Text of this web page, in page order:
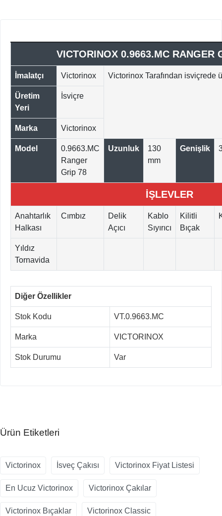
VICTORINOX 0.9663.MC RANGER
İmalatçı Victorinox Victorinox Tarafından isviçrede
Üretim
Yeri
İsviçre
Marka Victorinox
Model
0.9663.MC
Ranger
Grip 78
Uzunluk
130
mm
Genişlik
İŞLEVLER
Anahtarlık
Halkası
Cımbız
Delik
Açıcı
Kablo
Sıyırıcı
Kilitli
Bıçak
Yıldız
Tornavida
Diğer Özellikler
Stok Kodu VT.0.9663.MC
Marka VICTORINOX
Stok Durumu Var
Ürün Etiketleri
Victorinox İsveç Çakısı Victorinox Fiyat Listesi
En Ucuz Victorinox Victorinox Çakılar
Victorinox Bıçaklar Victorinox Classic